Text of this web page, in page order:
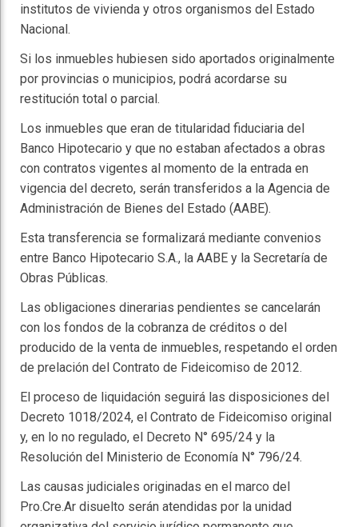
institutos de vivienda y otros organismos del Estado
Nacional.
Si los inmuebles hubiesen sido aportados originalmente
por provincias o municipios, podrá acordarse su
restitución total o parcial.
Los inmuebles que eran de titularidad fiduciaria del
Banco Hipotecario y que no estaban afectados a obras
con contratos vigentes al momento de la entrada en
vigencia del decreto, serán transferidos a la Agencia de
Administración de Bienes del Estado (AABE).
Esta transferencia se formalizará mediante convenios
entre Banco Hipotecario S.A., la AABE y la Secretaría de
Obras Públicas.
Las obligaciones dinerarias pendientes se cancelarán
con los fondos de la cobranza de créditos o del
producido de la venta de inmuebles, respetando el orden
de prelación del Contrato de Fideicomiso de 2012.
El proceso de liquidación seguirá las disposiciones del
Decreto 1018/2024, el Contrato de Fideicomiso original
y, en lo no regulado, el Decreto N° 695/24 y la
Resolución del Ministerio de Economía N° 796/24.
Las causas judiciales originadas en el marco del
Pro.Cre.Ar disuelto serán atendidas por la unidad